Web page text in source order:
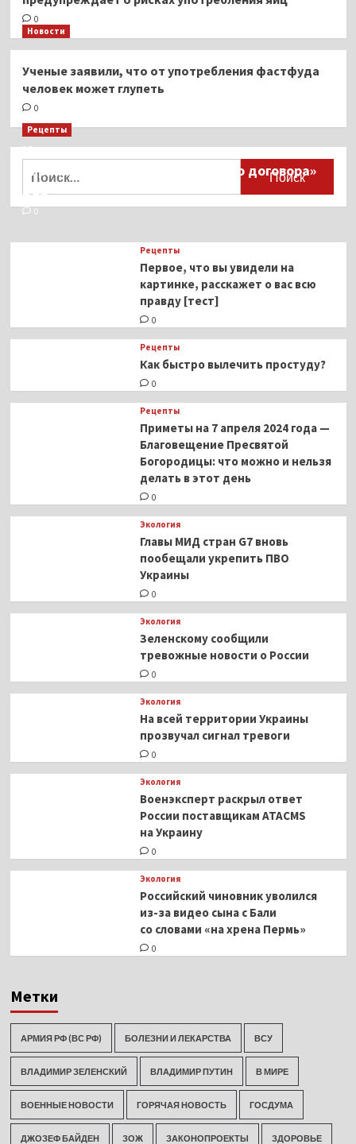
0
Новости
Ученые заявили, что от употребления фастфуда
человек может глупеть
0
Рецепты
Миллионы японцев восстают против
тиранического «Пандемического договора»
ВОЗ
0
Рецепты
Первое, что вы увидели на
картинке, расскажет о вас всю
правду [тест]
0
Рецепты
Как быстро вылечить простуду?
0
Рецепты
Приметы на 7 апреля 2024 года —
Благовещение Пресвятой
Богородицы: что можно и нельзя
делать в этот день
0
Экология
Главы МИД стран G7 вновь
пообещали укрепить ПВО
Украины
0
Экология
Зеленскому сообщили
тревожные новости о России
0
Экология
На всей территории Украины
прозвучал сигнал тревоги
0
Экология
Военэксперт раскрыл ответ
России поставщикам ATACMS
на Украину
0
Экология
Российский чиновник уволился
из-за видео сына с Бали
со словами «на хрена Пермь»
0
Метки
АРМИЯ РФ (ВС РФ) БОЛЕЗНИ И ЛЕКАРСТВА ВСУ
ВЛАДИМИР ЗЕЛЕНСКИЙ ВЛАДИМИР ПУТИН В МИРЕ
ВОЕННЫЕ НОВОСТИ ГОРЯЧАЯ НОВОСТЬ ГОСДУМА
ДЖОЗЕФ БАЙДЕН ЗОЖ ЗАКОНОПРОЕКТЫ ЗДОРОВЬЕ